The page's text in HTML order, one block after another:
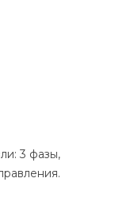
3 фазы,